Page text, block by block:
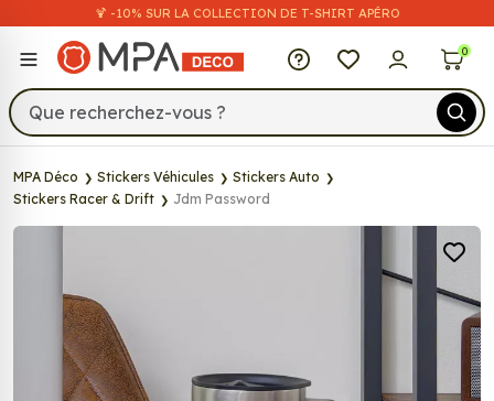
🍹 -10% SUR LA COLLECTION DE T-SHIRT APÉRO
MPA Déco 0
MPA Déco Stickers Véhicules
Stickers Auto
Stickers Racer & Drift
Jdm Password